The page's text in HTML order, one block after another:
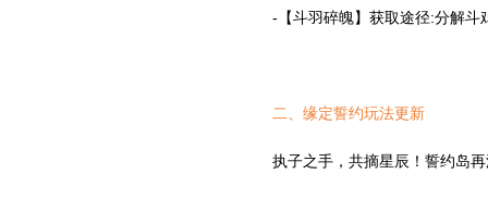
-【斗羽碎魄】获取途径:分解斗
二、缘定誓约玩法更新
执子之手，共摘星辰！誓约岛